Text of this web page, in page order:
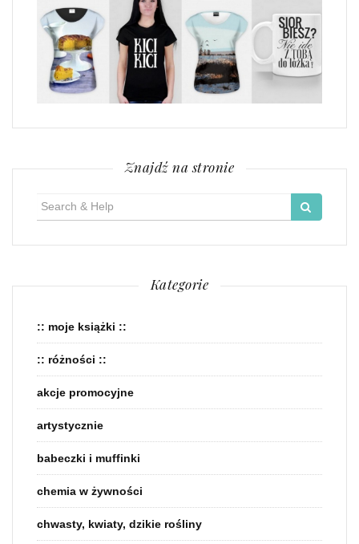
Znajdź na stronie
for:
Kategorie
:: moje książki ::
:: różności ::
akcje promocyjne
artystycznie
babeczki i muffinki
chemia w żywności
chwasty, kwiaty, dzikie rośliny